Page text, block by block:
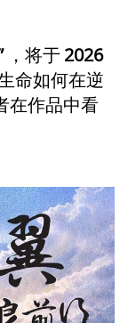
，将于2026
命如何在逆
在作品中看